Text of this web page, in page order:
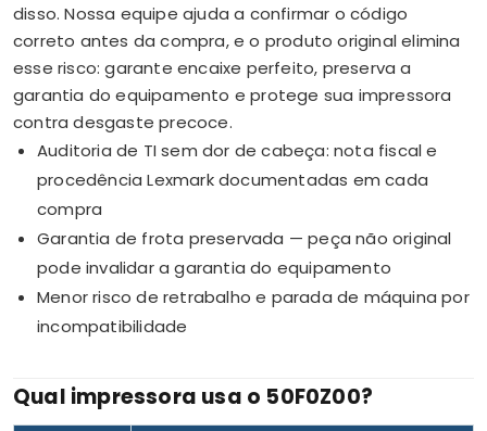
disso. Nossa equipe ajuda a confirmar o código
correto antes da compra, e o produto original elimina
esse risco: garante encaixe perfeito, preserva a
garantia do equipamento e protege sua impressora
contra desgaste precoce.
Auditoria de TI sem dor de cabeça: nota fiscal e
procedência Lexmark documentadas em cada
compra
Garantia de frota preservada — peça não original
pode invalidar a garantia do equipamento
Menor risco de retrabalho e parada de máquina por
incompatibilidade
Qual impressora usa o 50F0Z00?